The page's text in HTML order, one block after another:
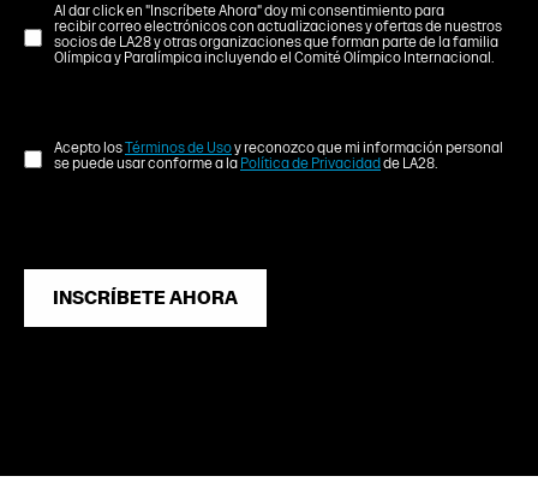
Al dar click en "Inscríbete Ahora" doy mi consentimiento para
recibir correo electrónicos con actualizaciones y ofertas de nuestros
socios de LA28 y otras organizaciones que forman parte de la familia
Olímpica y Paralímpica incluyendo el Comité Olímpico Internacional.
Acepto losTérminos de Usoy reconozco que mi información personal
se puede usar conforme a la Política de Privacidadde LA28.
INSCRÍBETE AHORA